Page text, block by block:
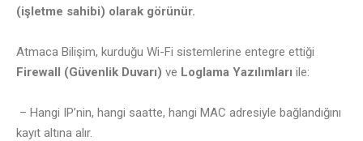
(işletme sahibi) olarak görünür.
Atmaca Bilişim, kurduğu Wi-Fi sistemlerine entegre ettiği
Firewall (Güvenlik Duvarı) ve Loglama Yazılımları ile:
– Hangi IP’nin, hangi saatte, hangi MAC adresiyle bağlandığını
kayıt altına alır.